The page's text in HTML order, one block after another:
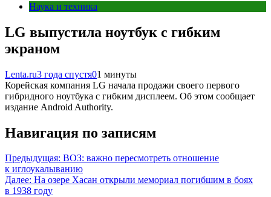
Наука и техника
LG выпустила ноутбук с гибким
экраном
Lenta.ru3 года спустя01 минуты
Корейская компания LG начала продажи своего первого
гибридного ноутбука с гибким дисплеем. Об этом сообщает
издание Android Authority.
Навигация по записям
Предыдущая: ВОЗ: важно пересмотреть отношение
к иглоукалыванию
Далее: На озере Хасан открыли мемориал погибшим в боях
в 1938 году